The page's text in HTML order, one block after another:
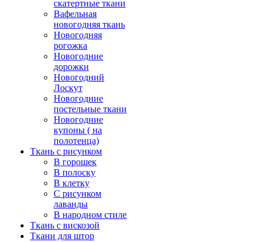
скатертные ткани
Вафельная
новогодняя ткань
Новогодняя
рогожка
Новогодние
дорожки
Новогодний
Лоскут
Новогодние
постельные ткани
Новогодние
купоны ( на
полотенца)
Ткань с рисунком
В горошек
В полоску
В клетку
С рисунком
лаванды
В народном стиле
Ткань с вискозой
Ткани для штор